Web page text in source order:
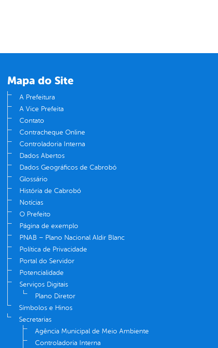
Mapa do Site
A Prefeitura
A Vice Prefeita
Contato
Contracheque Online
Controladoria Interna
Dados Abertos
Dados Geográficos de Cabrobó
Glossário
História de Cabrobó
Notícias
O Prefeito
Página de exemplo
PNAB – Plano Nacional Aldir Blanc
Política de Privacidade
Portal do Servidor
Potencialidade
Serviços Digitais
Plano Diretor
Símbolos e Hinos
Secretarias
Agência Municipal de Meio Ambiente
Controladoria Interna